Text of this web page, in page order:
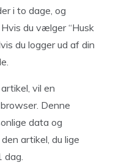
i to dage, og
du vælger “Husk
du logger ud af din
vil en
Denne
data og
artikel, du lige
dag.